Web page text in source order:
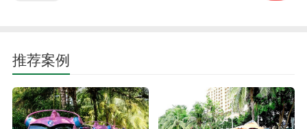
推荐案例